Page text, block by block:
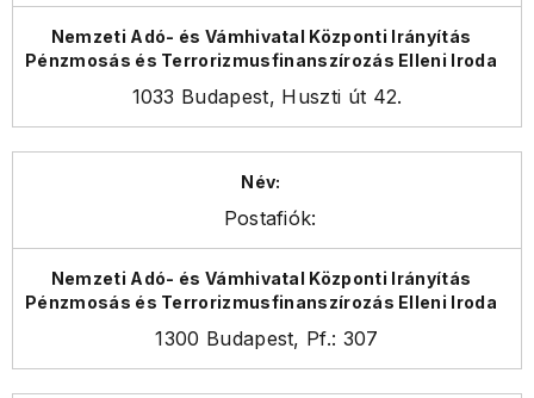
1033 Budapest, Huszti út 42.
Postafiók:
1300 Budapest, Pf.: 307